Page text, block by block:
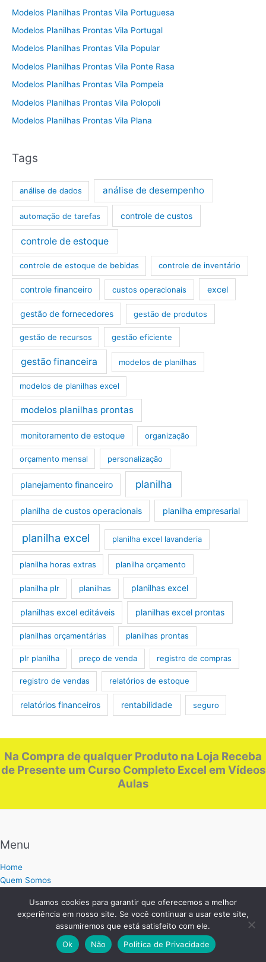
Modelos Planilhas Prontas Vila Portuguesa
Modelos Planilhas Prontas Vila Portugal
Modelos Planilhas Prontas Vila Popular
Modelos Planilhas Prontas Vila Ponte Rasa
Modelos Planilhas Prontas Vila Pompeia
Modelos Planilhas Prontas Vila Polopoli
Modelos Planilhas Prontas Vila Plana
Tags
análise de dados análise de desempenho
automação de tarefas controle de custos
controle de estoque
controle de estoque de bebidas controle de inventário
controle financeiro custos operacionais excel
gestão de fornecedores gestão de produtos
gestão de recursos gestão eficiente
gestão financeira modelos de planilhas
modelos de planilhas excel
modelos planilhas prontas
monitoramento de estoque organização
orçamento mensal personalização
planejamento financeiro planilha
planilha de custos operacionais planilha empresarial
planilha excel planilha excel lavanderia
planilha horas extras planilha orçamento
planilha plr planilhas planilhas excel
planilhas excel editáveis planilhas excel prontas
planilhas orçamentárias planilhas prontas
plr planilha preço de venda registro de compras
registro de vendas relatórios de estoque
relatórios financeiros rentabilidade seguro
Na Compra de qualquer Produto na Loja Receba
de Presente um Curso Completo Excel em Vídeos
Aulas
Menu
Home
Quem Somos
Comprar
Política de privacidade
Blog Planilhas Excel
Usamos cookies para garantir que oferecemos a melhor
experiência em nosso site. Se você continuar a usar este site,
assumiremos que está satisfeito com ele.
Ok
Não Política de Privacidade